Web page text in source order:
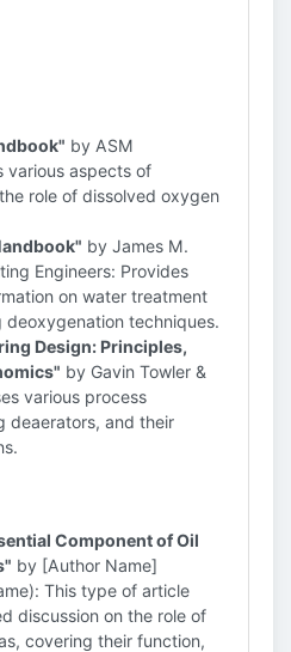
by ASM
various aspects of
role of dissolved oxygen
by James M.
Engineers: Provides
on water treatment
deoxygenation techniques.
Design: Principles,
by Gavin Towler &
various process
deaerators, and their
Component of Oil
by [Author Name]
This type of article
discussion on the role of
covering their function,